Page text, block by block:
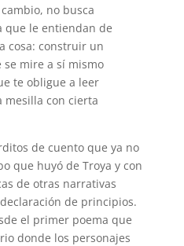
no busca
que le entiendan de
cosa: construir un
mire a sí mismo
te obligue a leer
mesilla con cierta
de cuento que ya no
que huyó de Troya y con
de otras narrativas
de principios.
el primer poema que
donde los personajes